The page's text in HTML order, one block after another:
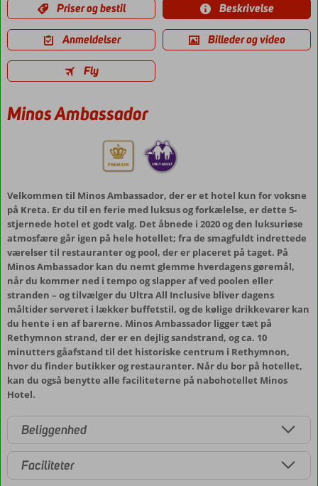
Priser og bestil Beskrivelse
Anmeldelser Billeder og video
Fly
Minos Ambassador
Velkommen til Minos Ambassador, der er et hotel kun for voksne
på Kreta. Er du til en ferie med luksus og forkælelse, er dette 5-
stjernede hotel et godt valg. Det åbnede i 2020 og den luksuriøse
atmosfære går igen på hele hotellet; fra de smagfuldt indrettede
værelser til restauranter og pool, der er placeret på taget. På
Minos Ambassador kan du nemt glemme hverdagens gøremål,
når du kommer ned i tempo og slapper af ved poolen eller
stranden – og tilvælger du Ultra All Inclusive bliver dagens
måltider serveret i lækker buffetstil, og de kølige drikkevarer kan
du hente i en af barerne. Minos Ambassador ligger tæt på
Rethymnon strand, der er en dejlig sandstrand, og ca. 10
minutters gåafstand til det historiske centrum i Rethymnon,
hvor du finder butikker og restauranter. Når du bor på hotellet,
kan du også benytte alle faciliteterne på nabohotellet Minos
Hotel.
Beliggenhed
Faciliteter